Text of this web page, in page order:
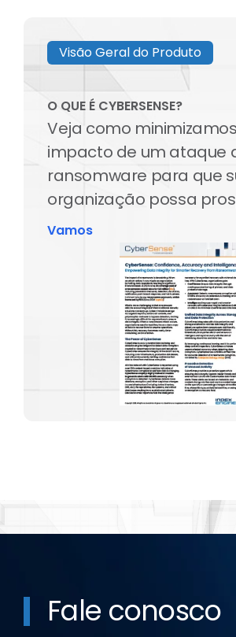
Visão Geral do Produto
O QUE É CYBERSENSE?
Veja como
impacto de um ataque
ransomware para que
organização possa
Vamos
Fale conosco